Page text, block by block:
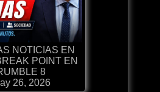
NOTICIAS EN
POINT EN
8
26, 2026